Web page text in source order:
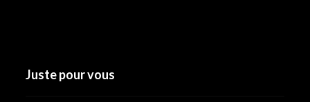
Juste pour vous